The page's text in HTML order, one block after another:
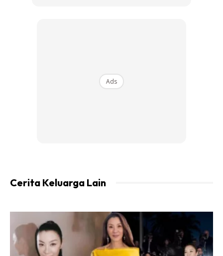
Ads
Cerita Keluarga Lain